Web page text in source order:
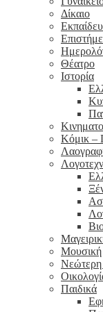
Δίκαιο
Θέατρο
Ιστορία
Κόμικ –
Μουσική
Νεώτερη
Παιδικά